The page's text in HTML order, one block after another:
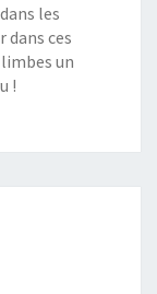
les
ces
un
!